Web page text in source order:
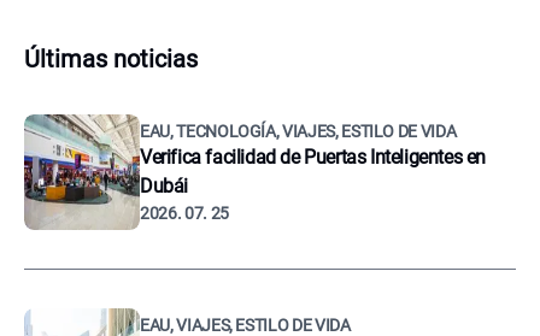
Últimas noticias
EAU, TECNOLOGÍA, VIAJES, ESTILO DE VIDA
Verifica facilidad de Puertas Inteligentes en
Dubái
2026. 07. 25
EAU, VIAJES, ESTILO DE VIDA